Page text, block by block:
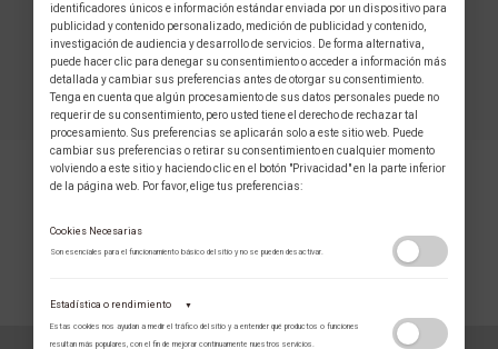
identificadores únicos e información estándar enviada por un dispositivo para
publicidad y contenido personalizado, medición de publicidad y contenido,
investigación de audiencia y desarrollo de servicios. De forma alternativa,
puede hacer clic para denegar su consentimiento o acceder a información más
detallada y cambiar sus preferencias antes de otorgar su consentimiento.
Tenga en cuenta que algún procesamiento de sus datos personales puede no
requerir de su consentimiento, pero usted tiene el derecho de rechazar tal
procesamiento. Sus preferencias se aplicarán solo a este sitio web. Puede
cambiar sus preferencias o retirar su consentimiento en cualquier momento
volviendo a este sitio y haciendo clic en el botón "Privacidad" en la parte inferior
de la página web. Por favor, elige tus preferencias:
Cookies Necesarias
Son esenciales para el funcionamiento básico del sitio y no se pueden desactivar.
Estadística o rendimiento ▼
Estas cookies nos ayudan a medir el tráfico del sitio y a entender qué productos o funciones
resultan más populares, con el fin de mejorar continuamente nuestros servicios.